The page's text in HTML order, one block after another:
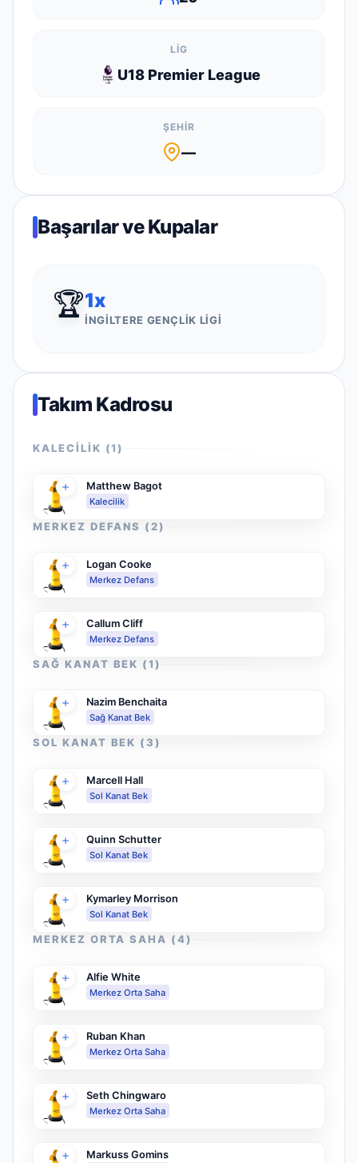
LIG
U18 Premier League
ŞEHIR
—
Başarılar ve Kupalar
🏆1x
İNGILTERE GENÇLIK LIGI
Takım Kadrosu
KALECILIK (1)
Matthew Bagot
Kalecilik
MERKEZ DEFANS (2)
Logan Cooke
Merkez Defans
Callum Cliff
Merkez Defans
SAĞ KANAT BEK (1)
Nazim Benchaita
Sağ Kanat Bek
SOL KANAT BEK (3)
Marcell Hall
Sol Kanat Bek
Quinn Schutter
Sol Kanat Bek
Kymarley Morrison
Sol Kanat Bek
MERKEZ ORTA SAHA (4)
Alfie White
Merkez Orta Saha
Ruban Khan
Merkez Orta Saha
Seth Chingwaro
Merkez Orta Saha
Markuss Gomins